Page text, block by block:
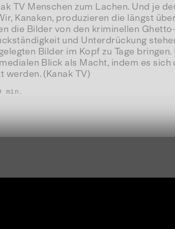
TV Menschen zum Lachen. Und je
Kanaken, produzieren die längst
die Bilder von den kriminellen
und Unterdrückung
Bilder im Kopf zu Tage
Blick als Macht, indem es
werden. (Kanak TV)
min.